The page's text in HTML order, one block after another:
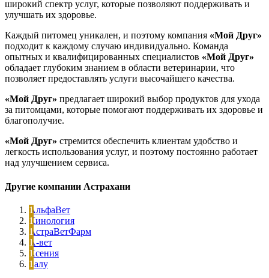
широкий спектр услуг, которые позволяют поддерживать и
улучшать их здоровье.
Каждый питомец уникален, и поэтому компания «Мой Друг»
подходит к каждому случаю индивидуально. Команда
опытных и квалифицированных специалистов «Мой Друг»
обладает глубоким знанием в области ветеринарии, что
позволяет предоставлять услуги высочайшего качества.
«Мой Друг» предлагает широкий выбор продуктов для ухода
за питомцами, которые помогают поддерживать их здоровье и
благополучие.
«Мой Друг» стремится обеспечить клиентам удобство и
легкость использования услуг, и поэтому постоянно работает
над улучшением сервиса.
Другие компании Астрахани
АльфаВет
Кинология
АстраВетФарм
А-вет
Ксения
Балу